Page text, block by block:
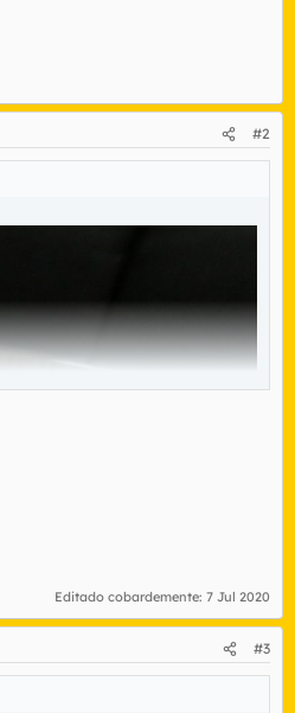
#2
Editado cobardemente: 7 Jul 2020
#3